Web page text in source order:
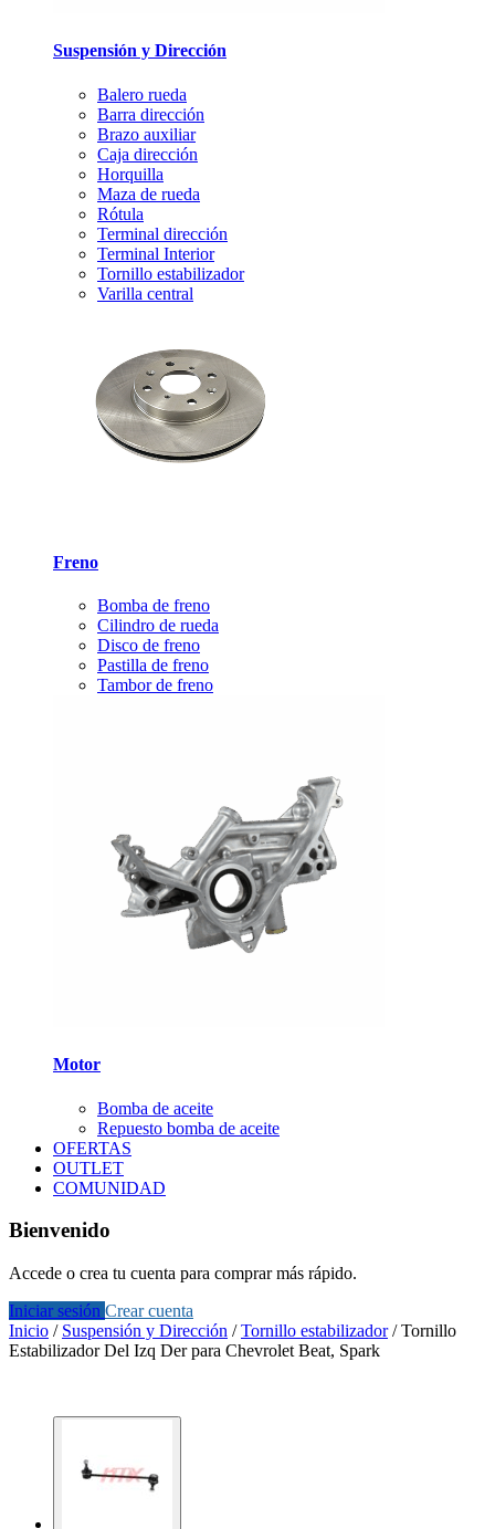
Suspensión y Dirección
Balero rueda
Barra dirección
Brazo auxiliar
Caja dirección
Horquilla
Maza de rueda
Rótula
Terminal dirección
Terminal Interior
Tornillo estabilizador
Varilla central
Freno
Bomba de freno
Cilindro de rueda
Disco de freno
Pastilla de freno
Tambor de freno
Motor
Bomba de aceite
Repuesto bomba de aceite
OFERTAS
OUTLET
COMUNIDAD
Bienvenido
Accede o crea tu cuenta para comprar más rápido.
Iniciar sesión Crear cuenta
Inicio / Suspensión y Dirección /Tornillo estabilizador/Tornillo
Estabilizador Del Izq Der para Chevrolet Beat, Spark